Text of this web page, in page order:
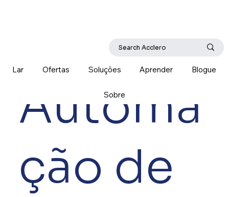
Lar Ofertas Soluções Aprender Blogue
Sobre
Automa
ção de